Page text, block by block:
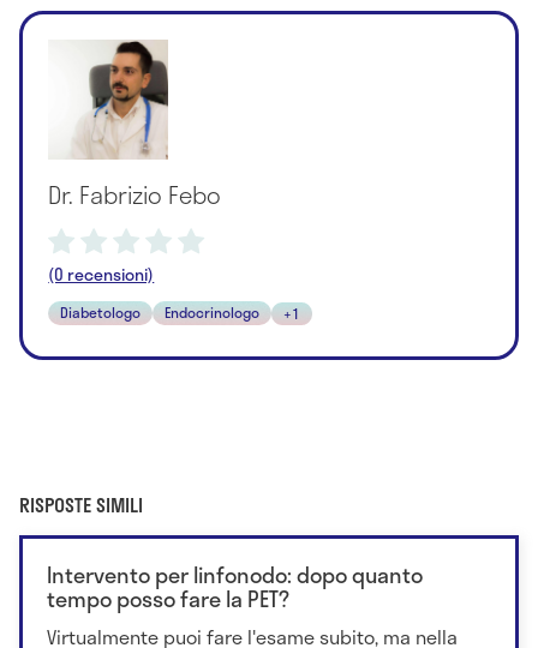
Dr. Fabrizio Febo
(0 recensioni)
Diabetologo Endocrinologo +1
RISPOSTE SIMILI
Intervento per linfonodo: dopo quanto
tempo posso fare la PET?
Virtualmente puoi fare l'esame subito, ma nella